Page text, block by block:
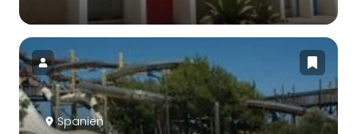
Spanien